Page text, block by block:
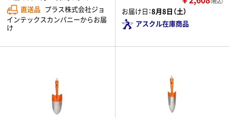
直送品 プラス株式会社ジョ
インテックスカンパニーからお届
け
お届け日：8月8日（土）
アスクル在庫商品